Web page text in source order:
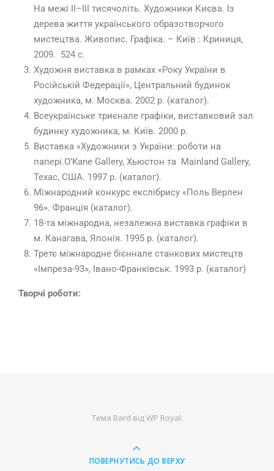
На межі II–III тисячоліть. Художники Києва. Із
дерева життя українського образотворчого
мистецтва. Живопис. Графіка. – Київ : Криниця,
2009. 524 с.
Художня виставка в рамках «Року України в
Російській Федерації», Центральний будинок
художника, м. Москва. 2002 р. (каталог).
Всеукраїнське триєнале графіки, виставковий зал
будинку художника, м. Київ. 2000 р.
Виставка «Художники з України: роботи на
папері.O’Kane Gallery, Хьюстон та Mainland Gallery,
Техас, США. 1997 р. (каталог).
Міжнародний конкурс екслібрису «Поль Верлен
96». Франція (каталог).
18-та міжнародна, незалежна виставка графіки в
м. Канагава, Японія. 1995 р. (каталог).
Третє міжнародне бієннале станкових мистецтв
«Імпреза-93», Івано-Франківськ. 1993 р. (каталог)
Творчі роботи:
Тема Bard відWP Royal.
ПОВЕРНУТИСЬ ДО ВЕРХУ